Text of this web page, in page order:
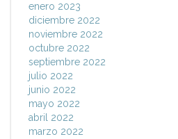
enero 2023
diciembre 2022
noviembre 2022
octubre 2022
septiembre 2022
julio 2022
junio 2022
mayo 2022
abril 2022
marzo 2022